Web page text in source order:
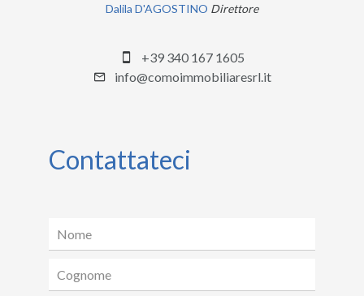
Dalila D'AGOSTINO Direttore
+39 340 167 1605
info@comoimmobiliaresrl.it
Contattateci